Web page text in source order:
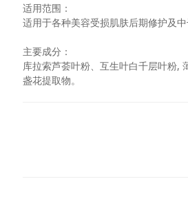
适用范围：
适用于各种美容受损肌肤后期修护及中
主要成分：
库拉索芦荟叶粉、互生叶白千层叶粉,
盏花提取物。